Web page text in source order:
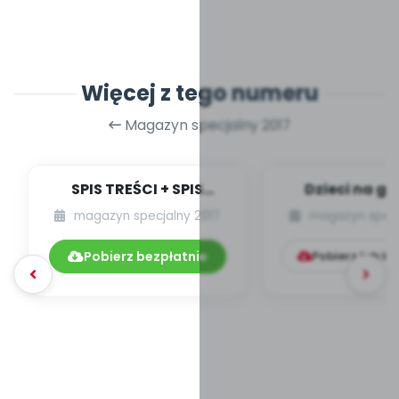
Więcej z tego numeru
Magazyn specjalny 2017
SPIS TREŚCI + SPIS
POMOCY
DYDAKTYCZNYCH 7-
8.190-191/201...
magazyn specjalny 2017
Pobierz bezpłatnie
Dzieci na
Pobierz lub